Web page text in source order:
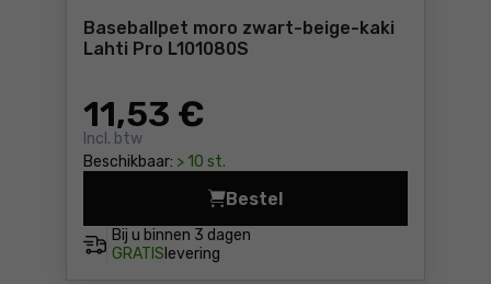
Baseballpet moro zwart-beige-kaki
Lahti Pro L101080S
11,53 €
Incl. btw
Beschikbaar: > 10 st.
Bij u binnen 3 dagen
GRATIS levering
Bestel
Baseballpet moro zwart-